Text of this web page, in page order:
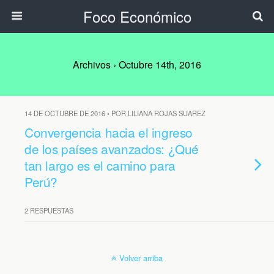
Foco Económico
Archivos › Octubre 14th, 2016
14 DE OCTUBRE DE 2016 • POR LILIANA ROJAS SUAREZ
Convergencia hacia el ingreso
de los países avanzados: ¿Qué
tan largo es el camino para
Perú?
2 RESPUESTAS
Volver arriba